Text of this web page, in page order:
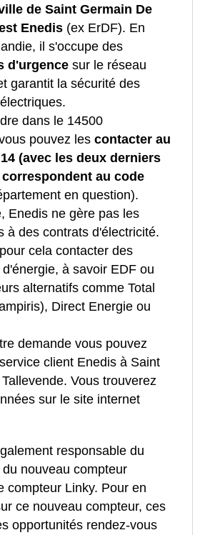
de Saint Germain De
Enedis (ex ErDF). En
il s'occupe des
d'urgence sur le réseau
garantit la sécurité des
dans le 14500
pouvez les contacter au
(avec les deux derniers
au code
en question).
Enedis ne gère pas les
à des contrats d'électricité.
cela contacter des
à savoir EDF ou
alternatifs comme Total
Direct Energie ou
demande vous pouvez
client Enedis à Saint
Vous trouverez
sur le site internet
responsable du
nouveau compteur
compteur Linky. Pour en
ce nouveau compteur, ces
opportunités rendez-vous